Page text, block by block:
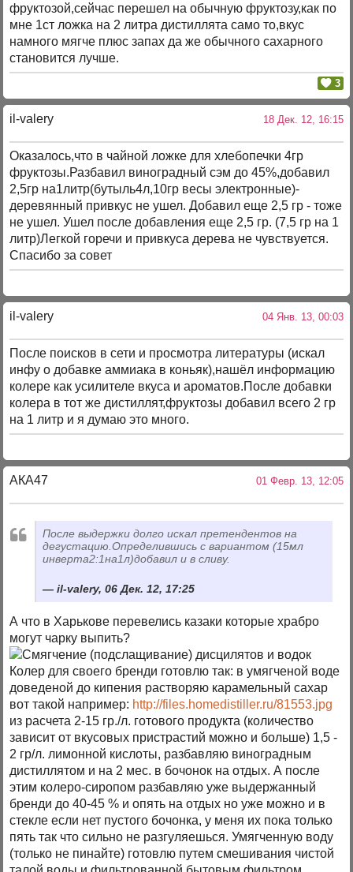
фруктозой,сейчас перешел на обычную фруктозу,как по
мне 1ст ложка на 2 литра дистиллята само то,вкус
намного мягче плюс запах да же обычного сахарного
становится лучше.
3
il-valery 18 Дек. 12, 16:15
Оказалось,что в чайной ложке для хлебопечки 4гр
фруктозы.Разбавил виноградный сэм до 45%,добавил
2,5гр на1литр(бутыль4л,10гр весы электронные)-
деревянный привкус не ушел. Добавил еще 2,5 гр - тоже
не ушел. Ушел после добавления еще 2,5 гр. (7,5 гр на 1
литр)Легкой горечи и привкуса дерева не чувствуется.
Спасибо за совет
il-valery 04 Янв. 13, 00:03
После поисков в сети и просмотра литературы (искал
инфу о добавке аммиака в коньяк),нашёл информацию
колере как усилителе вкуса и ароматов.После добавки
колера в тот же дистиллят,фруктозы добавил всего 2 гр
на 1 литр и я думаю это много.
АКА47 01 Февр. 13, 12:05
После выдержки долго искал претендентов на
дегустацию.Определившись с вариантом (15мл
инверта2:1на1л)добавил и в сливу.
il-valery, 06 Дек. 12, 17:25
А что в Харькове перевелись казаки которые храбро
могут чарку выпить?
Колер для своего бренди готовлю так: в умягченой воде
доведеной до кипения растворяю карамельный сахар
вот такой например: http://files.homedistiller.ru/81553.jpg
из расчета 2-15 гр./л. готового продукта (количество
зависит от вкусовых пристрастий можно и больше) 1,5 -
2 гр/л. лимонной кислоты, разбавляю виноградным
дистиллятом и на 2 мес. в бочонок на отдых. А после
этим колеро-сиропом разбавляю уже выдержанный
бренди до 40-45 % и опять на отдых но уже можно и в
стекле если нет пустого бочонка, у меня их пока только
пять так что сильно не разгуляешься. Умягченную воду
(только не пинайте) готовлю путем смешивания чистой